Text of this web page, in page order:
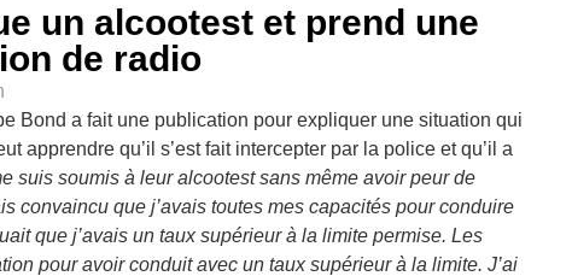
un alcootest et prend une
de radio
Bond a fait une publication pour expliquer une situation qui
apprendre qu’il s’est fait intercepter par la police et qu’il a
suis soumis à leur alcootest sans même avoir peur de
convaincu que j’avais toutes mes capacités pour conduire
que j’avais un taux supérieur à la limite permise. Les
pour avoir conduit avec un taux supérieur à la limite. J’ai